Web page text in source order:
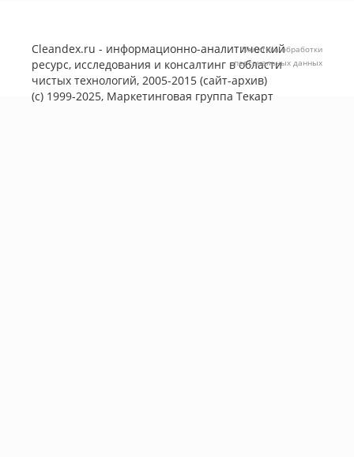
Cleandex.ru - информационно-аналитический
ресурс, исследования и консалтинг в области
чистых технологий, 2005-2015 (сайт-архив)
(с) 1999-2025, Маркетинговая группа Текарт
Политика обработки
персональных данных